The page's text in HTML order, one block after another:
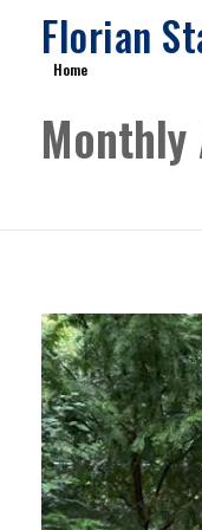
Florian
Home